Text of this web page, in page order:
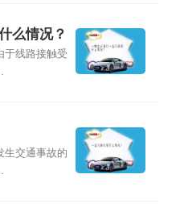
么情况？
于线路接触受
生交通事故的